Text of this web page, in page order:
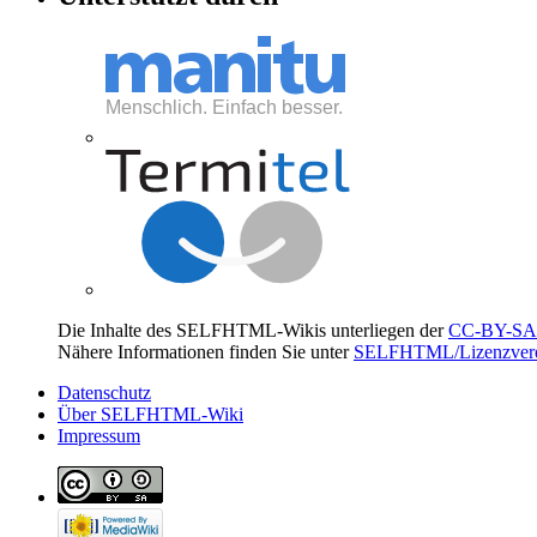
Die Inhalte des SELFHTML-Wikis unterliegen derCC-BY-
Nähere Informationen finden Sie unter SELFHTML/
Datenschutz
Über SELFHTML-Wiki
Impressum